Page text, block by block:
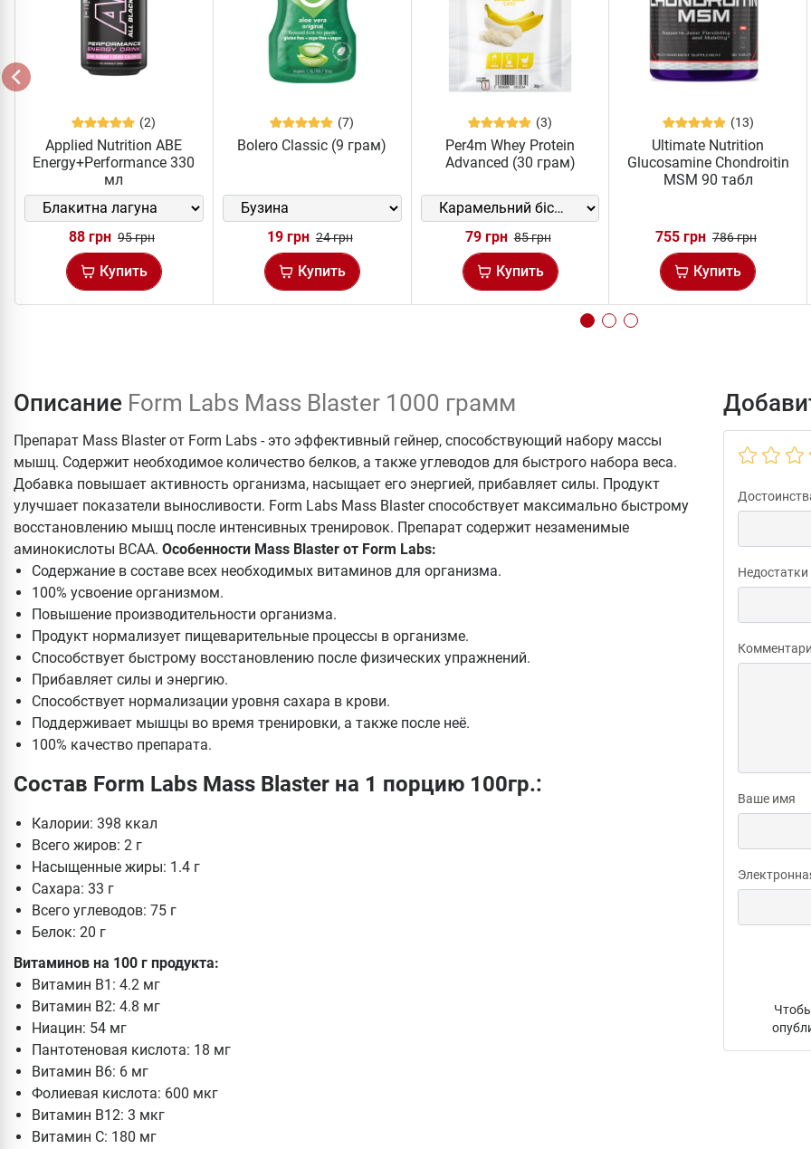
(2)
Applied Nutrition ABE
Energy+Performance 330
мл
88 грн 95 грн
Купить
(7)
Bolero Classic (9 грам)
19 грн 24 грн
Купить
(3)
Per4m Whey Protein
Advanced (30 грам)
79 грн 85 грн
Купить
(13)
Ultimate Nutrition
Glucosamine Chondroitin
MSM 90 табл
755 грн 786 грн
Купить
Описание Form Labs Mass Blaster 1000 грамм
Препарат Mass Blaster от Form Labs - это эффективный гейнер, способствующий набору массы
мышц. Содержит необходимое количество белков, а также углеводов для быстрого набора веса.
Добавка повышает активность организма, насыщает его энергией, прибавляет силы. Продукт
улучшает показатели выносливости. Form Labs Mass Blaster способствует максимально быстрому
восстановлению мышц после интенсивных тренировок. Препарат содержит незаменимые
аминокислоты ВСАА. Особенности Mass Blaster от Form Labs:
Содержание в составе всех необходимых витаминов для организма.
100% усвоение организмом.
Повышение производительности организма.
Продукт нормализует пищеварительные процессы в организме.
Способствует быстрому восстановлению после физических упражнений.
Прибавляет силы и энергию.
Способствует нормализации уровня сахара в крови.
Поддерживает мышцы во время тренировки, а также после неё.
100% качество препарата.
Состав Form Labs Mass Blaster на 1 порцию 100гр.:
Калории: 398 ккал
Всего жиров: 2 г
Насыщенные жиры: 1.4 г
Сахара: 33 г
Всего углеводов: 75 г
Белок: 20 г
Витаминов на 100 г продукта:
Витамин B1: 4.2 мг
Витамин B2: 4.8 мг
Ниацин: 54 мг
Пантотеновая кислота: 18 мг
Витамин B6: 6 мг
Фолиевая кислота: 600 мкг
Витамин B12: 3 мкг
Витамин C: 180 мг
Недостатки
Ваше имя